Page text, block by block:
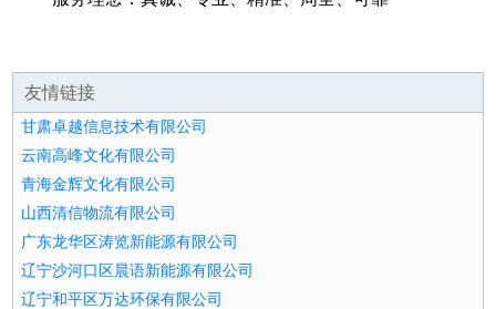
友情链接
甘肃卓越信息技术有限公司
云南高峰文化有限公司
青海金辉文化有限公司
山西清信物流有限公司
广东龙华区涛览新能源有限公司
辽宁沙河口区晨语新能源有限公司
辽宁和平区万达环保有限公司